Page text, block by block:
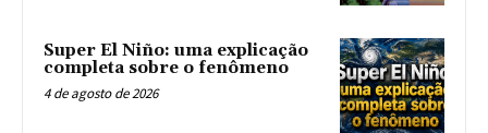
Super El Niño: uma explicação
completa sobre o fenômeno
4 de agosto de 2026